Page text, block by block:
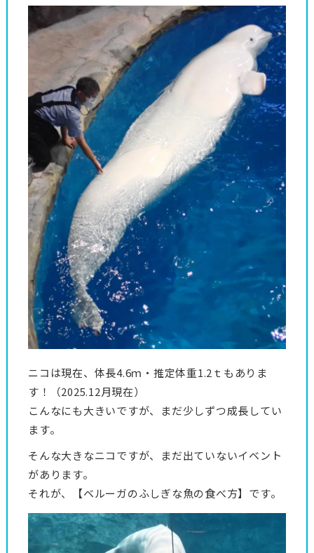
ニコは現在、体長4.6ｍ・推定体重1.2ｔもありま
す！（2025.12月現在）
こんなにも大きいですが、まだ少しずつ成長してい
ます。
そんな大きなニコですが、まだ出ていないイベント
があります。
それが、【ベルーガのふしぎな魚の食べ方】です。